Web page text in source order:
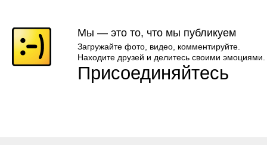
Мы — это то, что мы публикуем
Загружайте фото, видео, комментируйте.
Находите друзей и делитесь своими эмоциями.
Присоединяйтесь